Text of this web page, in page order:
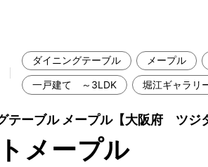
MOKUBA HOME
て
直営店
新宿ギ
ダイニングテーブル メープル
一戸建て ～3LDK 堀江ギャラリ
メープル
テーブル メープル【大阪府 ツジ